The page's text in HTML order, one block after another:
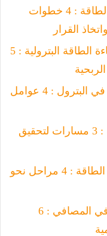
إنترنت الأشياء ومراقبة كفاءة الطاقة : 4 خطوات
القرار
الذكاء الاصطناعي وتحسين كفاءة الطاقة البترولية : 5
التحول الرقمي وكفاءة الطاقة في البترول : 4 عوامل
أنظمة SCADA وكفاءة الطاقة : 3 مسارات لتحقيق
التوائم الرقمية وتحسين كفاءة الطاقة : 4 مراحل نحو
أتمتة العمليات وكفاءة الطاقة في المصافي : 6